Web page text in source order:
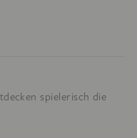
spielerisch die